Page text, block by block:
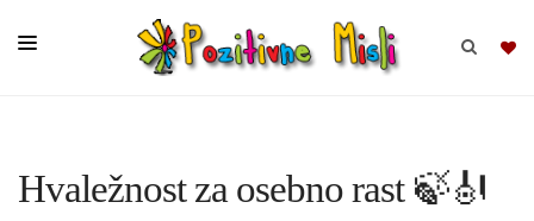
Hvaležnost za osebno rast 🍃🎻